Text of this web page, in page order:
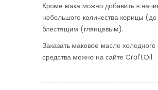
Кроме мака можно добавить в
небольшого количества корицы
блестящим (глянцевым).
Заказать маковое масло
средства можно на сайте CraftOil.